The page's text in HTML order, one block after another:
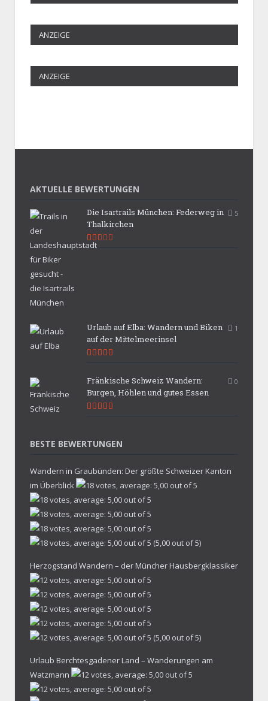
ANZEIGE
ANZEIGE
AKTUELLE BEWERTUNGEN
5
Die Isartrails München: Federweg in
Thalkirchen
1
Urlaub auf Elba: Wandern und Biken
auf der Mittelmeerinsel
0
Fränkische Schweiz Wandern:
Burgen, Höhlen und gutes Essen
BESTE BEWERTUNGEN
Wandern in Graubünden: Der größte Schweizer Kanton
im Überblick
(5,00 out of 5)
Herzogstand Wandern – der Müncher Hausbergklassiker
(5,00 out of 5)
Urlaub Berchtesgadener Land – Wanderungen am
Watzmann